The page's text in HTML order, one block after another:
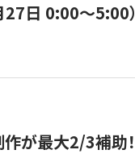
27日 0:00〜5:00）
が最大2/3補助！